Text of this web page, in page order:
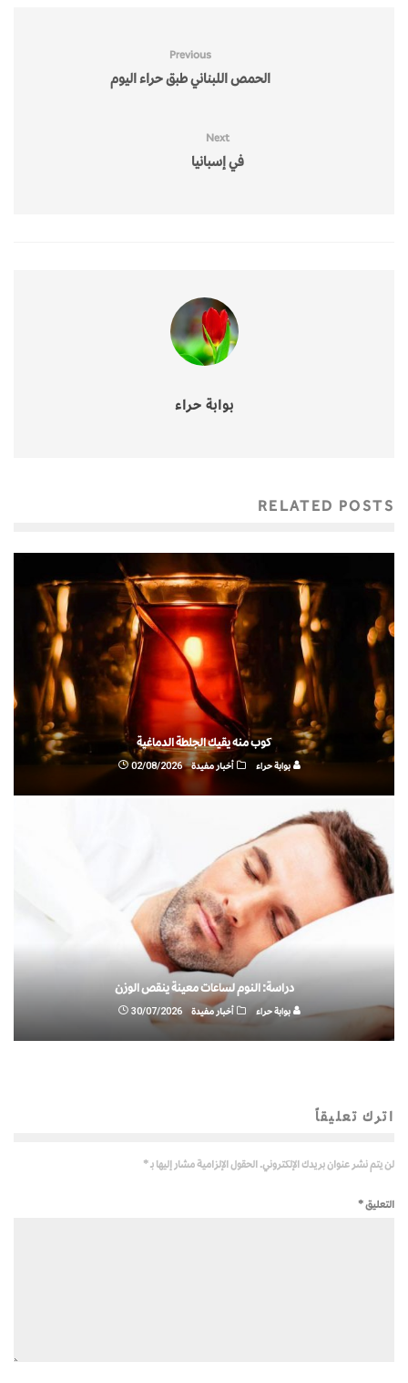
Previous
الحمص اللبناني طبق حراء اليوم
Next
في إسبانيا
بوابة حراء
RELATED POSTS
كوب منه يقيك الجلطة الدماغية
بوابة حراء أخبار مفيدة 02/08/2026
دراسة: النوم لساعات معينة ينقص الوزن
بوابة حراء أخبار مفيدة 30/07/2026
اترك تعليقاً
لن يتم نشر عنوان بريدك الإلكتروني. الحقول الإلزامية مشار إليها بـ*
التعليق*